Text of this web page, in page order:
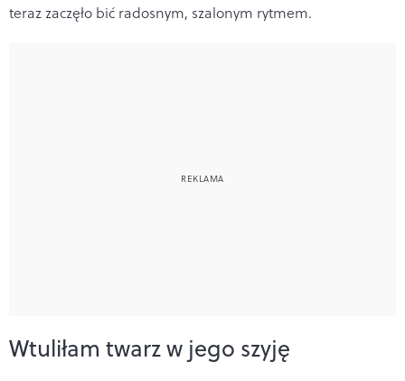
teraz zaczęło bić radosnym, szalonym rytmem.
Wtuliłam twarz w jego szyję